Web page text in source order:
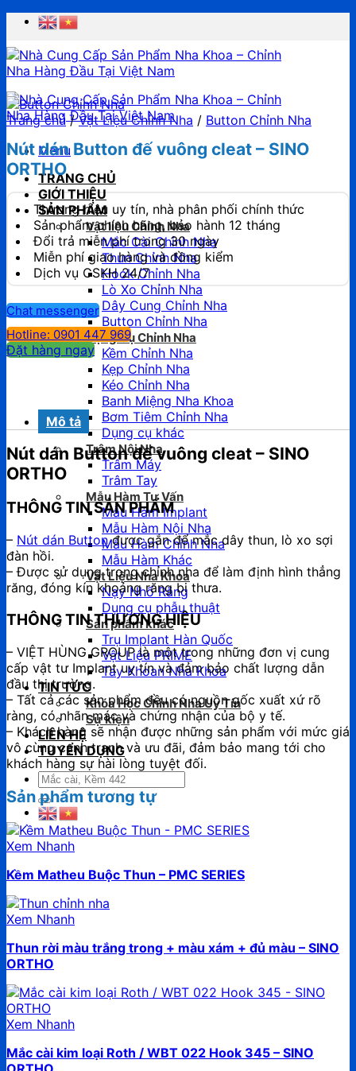
Chuyển
nội
dung
Menu
TRANG CHỦ
GIỚI THIỆU
SẢN PHẨM
Vật liệu Chỉnh Nha
Mắc Cài Chỉnh Nha
Thun Chỉnh Nha
Hook Chỉnh Nha
Lò Xo Chỉnh Nha
Dây Cung Chỉnh Nha
Button Chỉnh Nha
Dụng Cụ Chỉnh Nha
Kềm Chỉnh Nha
Kẹp Chỉnh Nha
Kéo Chỉnh Nha
Banh Miệng Nha Khoa
Bơm Tiêm Chỉnh Nha
Dụng cụ khác
Trâm Nội Nha
Trâm Máy
Trâm Tay
Mẫu Hàm Tư Vấn
Mẫu Hàm Implant
Mẫu Hàm Nội Nha
Mẫu Hàm Chỉnh Nha
Mẫu Hàm Khác
Vật Liệu Nha Khoa
Nạy Nhổ Răng
Dụng cụ phẫu thuật
Sản phẩm khác
Trụ Implant Hàn Quốc
Vật Liệu PRIME
Tay Khoan Nha Khoa
TIN TỨC
Khóa Học Chỉnh Nha Uy Tín
Sự kiện
LIÊN HỆ
TUYỂN DỤNG
Tìm
kiếm:
Trang chủ / Vật Liệu Chỉnh Nha / Button Chỉnh Nha
Nút dán Button đế vuông cleat – SINO
ORTHO
Thương hiệu uy tín, nhà phân phối chính thức
Sản phẩm chính hãng, bảo hành 12 tháng
Đổi trả miễn phí trong 30 ngày
Miễn phí giao hàng và đồng kiểm
Dịch vụ CSKH 24/7
Chat messenger
Hotline: 0901 447 969
Đặt hàng ngay
Mô tả
Nút dán Button đế vuông cleat – SINO
ORTHO
THÔNG TIN SẢN PHẨM
– Nút dán Buttonđược gắn để mắc dây thun, lò xo sợi
đàn hồi.
– Được sử dụng trong chỉnh nha để làm định hình thẳng
răng, đóng kín khoảng răng bị thưa.
THÔNG TIN THƯƠNG HIỆU
– VIỆT HÙNG GROUP là một trong những đơn vị cung
cấp vật tư Implant uy tín và đảm bảo chất lượng dẫn
đầu thị trường.
– Tất cả các sản phẩm đều có nguồn gốc xuất xứ rõ
ràng, có nhãn mác và chứng nhận của bộ y tế.
– Khách hàng sẽ nhận được những sản phẩm với mức giá
vô cùng cạnh tranh và ưu đãi, đảm bảo mang tới cho
khách hàng sự hài lòng tuyệt đối.
Sản phẩm tương tự
Xem Nhanh
Kềm Matheu Buộc Thun – PMC SERIES
Xem Nhanh
Thun rời màu trắng trong + màu xám + đủ màu – SINO
ORTHO
Xem Nhanh
Mắc cài kim loại Roth / WBT 022 Hook 345 – SINO